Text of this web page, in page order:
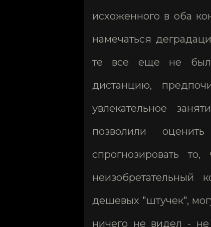
исхоженного в оба
намечаться
те все еще не
дистанцию,
увлекательное
позволили
спрогнозировать
дешевых "штучек",
ничего не видел -